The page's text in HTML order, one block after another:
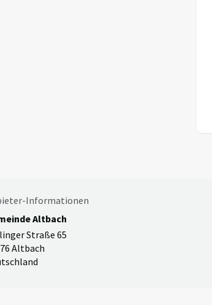
Informationen
Altbach
Straße 65
Altbach